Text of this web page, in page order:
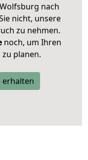
nach
nicht, unsere
zu nehmen.
noch, um Ihren
zu planen.
erhalten